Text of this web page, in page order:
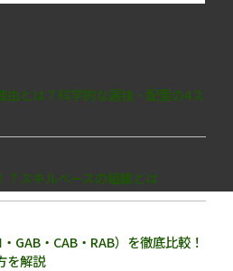
由とは？科学的な選抜・配置の4ス
？スキルベースの組織とは
GAB・CAB・RAB）を徹底比較！
を解説